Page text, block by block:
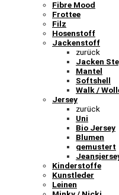
Fibre Mood
Frottee
Filz
Hosenstoff
Jackenstoff
zurück
Jacken
Mantel
Softshell
Walk /
Jersey
zurück
Uni
Bio Jersey
Blumen
gemustert
Kinderstoffe
Kunstleder
Leinen